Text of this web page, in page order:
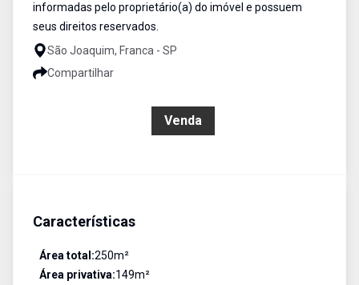
informadas pelo proprietário(a) do imóvel e possuem
seus direitos reservados.
São Joaquim, Franca - SP
Compartilhar
Venda
Características
Área total:250m²
Área privativa:149m²